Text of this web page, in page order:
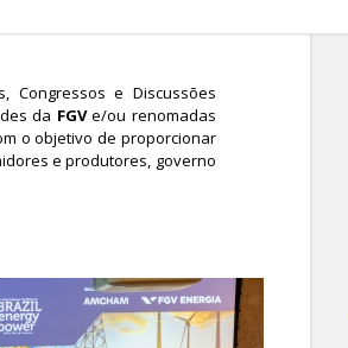
Congressos e Discussões
da FGVe/ou renomadas
o objetivo de proporcionar
e produtores, governo